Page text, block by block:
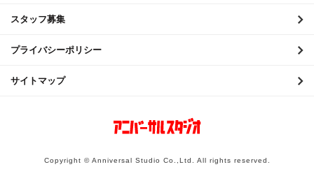
2020年4月
2020年3月
スタッフ募集
プライバシーポリシー
サイトマップ
Copyright © Anniversal Studio Co.,Ltd. All rights reserved.